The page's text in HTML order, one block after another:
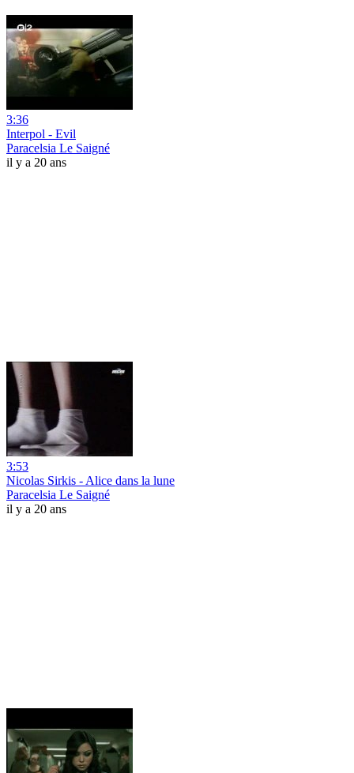
3:36
Interpol - Evil
Paracelsia Le Saigné
il y a 20 ans
3:53
Nicolas Sirkis - Alice dans la lune
Paracelsia Le Saigné
il y a 20 ans